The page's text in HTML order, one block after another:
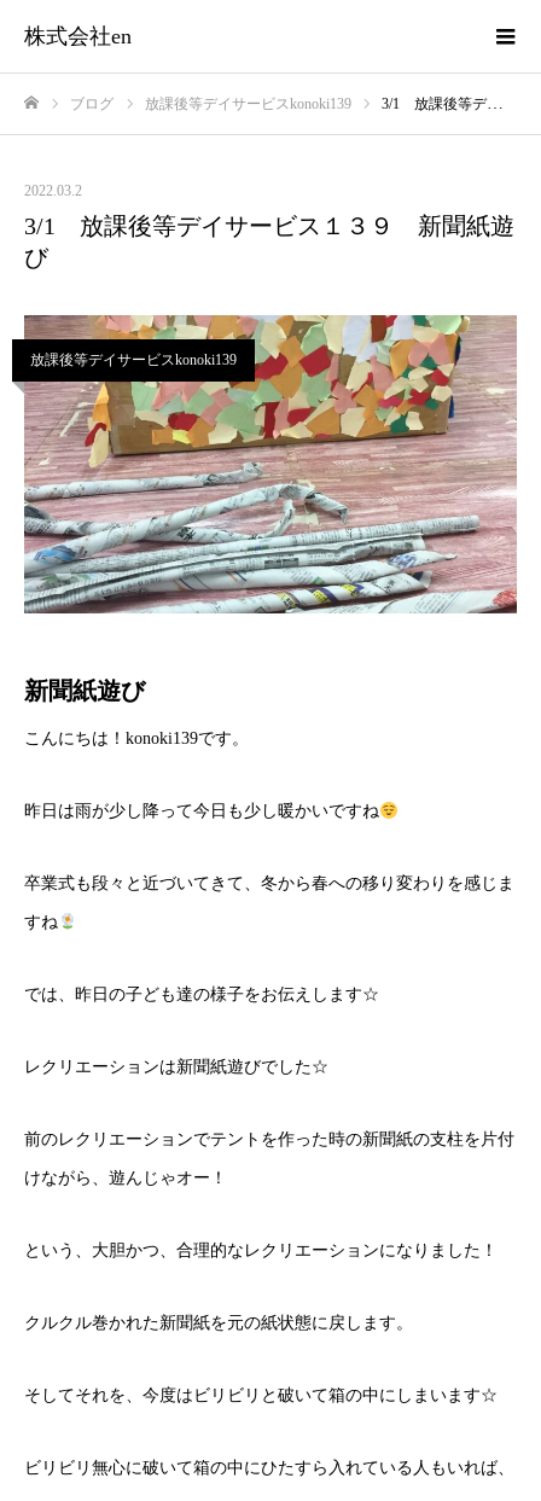
株式会社en
ブログ 放課後等デイサービスkonoki139 3/1 放課後等デイサービス１３９ 新聞紙遊び
2022.03.2
3/1 放課後等デイサービス１３９ 新聞紙遊
び
放課後等デイサービスkonoki139
新聞紙遊び
こんにちは！konoki139です。
昨日は雨が少し降って今日も少し暖かいですね
卒業式も段々と近づいてきて、冬から春への移り変わりを感じま
すね
では、昨日の子ども達の様子をお伝えします☆
レクリエーションは新聞紙遊びでした☆
前のレクリエーションでテントを作った時の新聞紙の支柱を片付
けながら、遊んじゃオー！
という、大胆かつ、合理的なレクリエーションになりました！
クルクル巻かれた新聞紙を元の紙状態に戻します。
そしてそれを、今度はビリビリと破いて箱の中にしまいます☆
ビリビリ無心に破いて箱の中にひたすら入れている人もいれば、